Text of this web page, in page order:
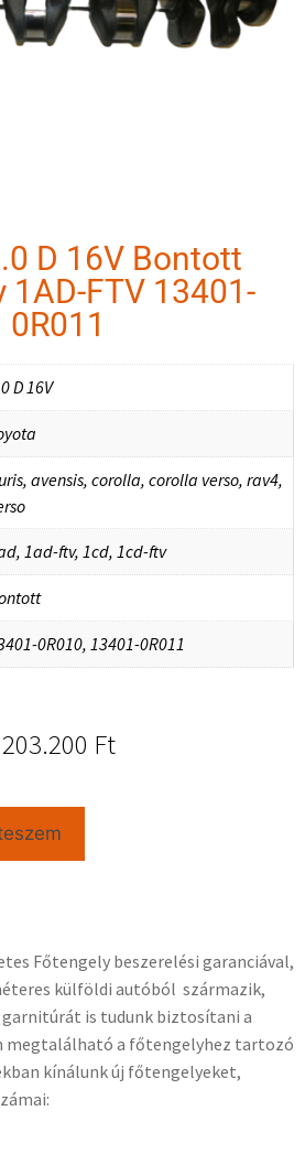
D 16V Bontott
1AD-FTV 13401-
0R011
D 16V
avensis, corolla, corolla verso, rav4,
1ad-ftv, 1cd, 1cd-ftv
0R010, 13401-0R011
203.200 Ft
Főtengely beszerelési garanciával,
külföldi autóból származik,
garnitúrát is tudunk biztosítani a
megtalálható a főtengelyhez tartozó
kínálunk új főtengelyeket,